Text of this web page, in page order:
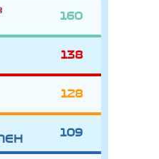
160
138
128
109